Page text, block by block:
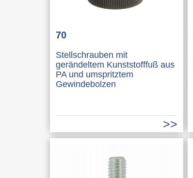
70
Stellschrauben mit
gerändeltem Kunststofffuß aus
PA und umspritztem
Gewindebolzen